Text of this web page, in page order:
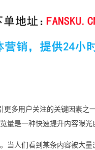
更多用户关注的关键因素之
是一种快速提升内容曝光
。当人们看到某条内容被大